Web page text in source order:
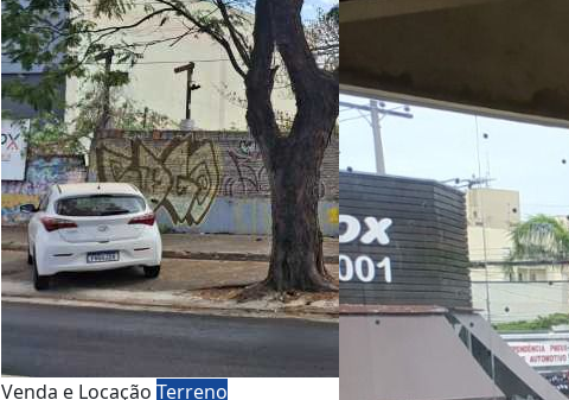
Venda e Locação Terreno